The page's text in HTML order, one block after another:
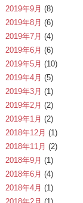
2019年9月 (8)
2019年8月 (6)
2019年7月 (4)
2019年6月 (6)
2019年5月 (10)
2019年4月 (5)
2019年3月 (1)
2019年2月 (2)
2019年1月 (2)
2018年12月 (1)
2018年11月 (2)
2018年9月 (1)
2018年6月 (4)
2018年4月 (1)